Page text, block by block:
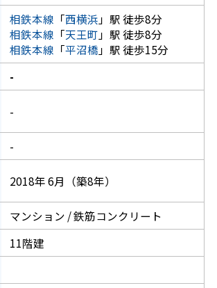
相鉄本線 「西横浜 」駅 徒歩8分
相鉄本線 「天王町 」駅 徒歩8分
相鉄本線 「平沼橋 」駅 徒歩15分
-
-
-
2018年 6月（築8年）
マンション / 鉄筋コンクリート
11階建